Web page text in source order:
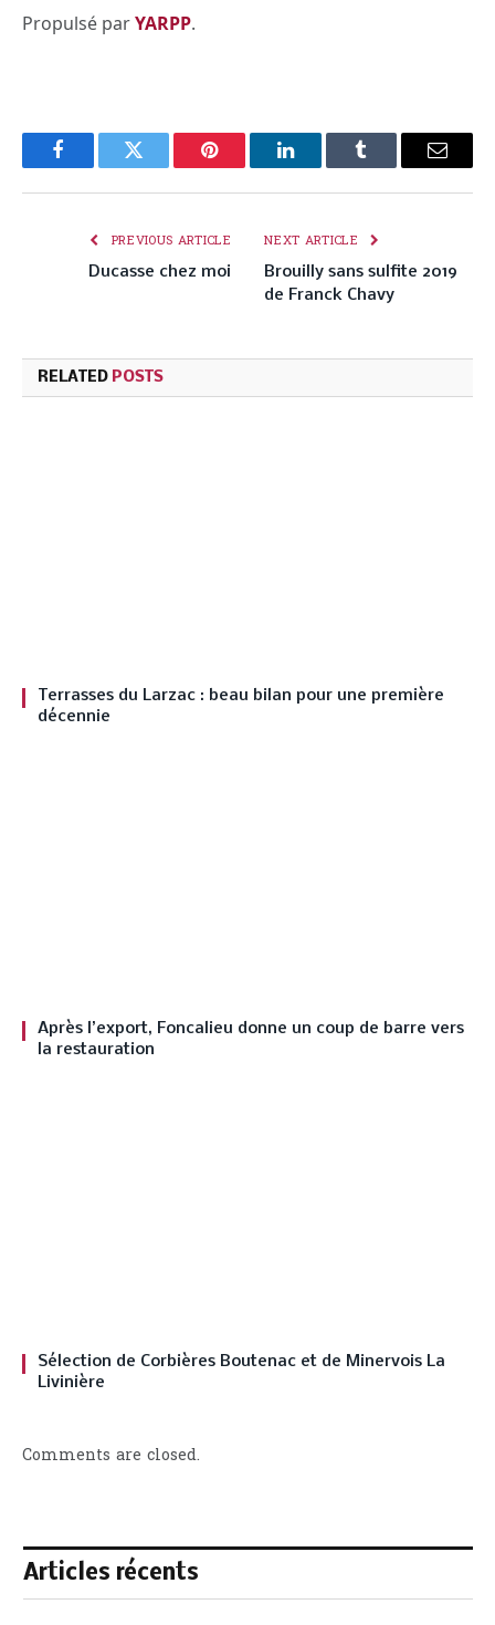
Propulsé parYARPP.
FacebookTwitter Pinterest LinkedInTumblr Email
PREVIOUS ARTICLE
Ducasse chez moi
NEXT ARTICLE
Brouilly sans sulfite 2019
de Franck Chavy
RELATED POSTS
Terrasses du Larzac : beau bilan pour une première
décennie
Après l’export, Foncalieu donne un coup de barre vers
la restauration
Sélection de Corbières Boutenac et de Minervois La
Livinière
Comments are closed.
Articles récents